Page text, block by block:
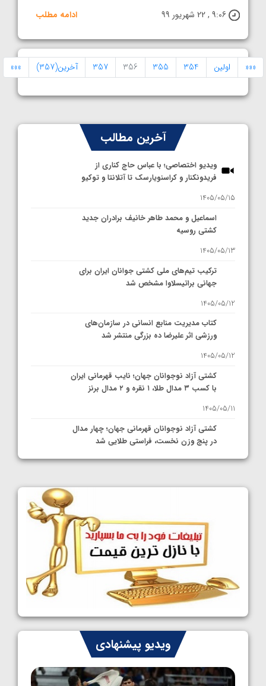
9:06 , 22 شهریور 99
ادامه مطلب
««« اولین 354
355
356
357 آخرین(357) »»»
آخرین مطالب
ویدیو اختصاصی؛ با عباس حاج کناری از
فریدونکنار و کراسنویارسک تا آتلانتا و توکیو
1405/05/15
اسماعیل و محمد طاهر خانیف برادران جدید
کشتی روسیه
1405/05/13
ترکیب تیم‌های ملی کشتی جوانان ایران برای
جهانی براتیسلاوا مشخص شد
1405/05/12
کتاب مدیریت منابع انسانی در سازمان‌های
ورزشی اثر علیرضا ده بزرگی منتشر شد
1405/05/12
کشتی آزاد نوجوانان جهان؛ نایب قهرمانی ایران
با کسب ۳ مدال طلا، ۱ نقره و ۲ مدال برنز
1405/05/11
کشتی آزاد نوجوانان قهرمانی جهان؛ چهار مدال
در پنج وزن نخست، فراستی طلایی شد
1405/05/11
کشتی آزاد نوجوانان جهان؛ رقبای نمایندگان
ایران مشخص شدند
1405/05/08
کشتی فرنگی نوجوانان جهان؛ سکوی تیمی
سوم برای ایران
1405/05/07
ایران چشم به راه چهار مدال در پنج وزن دوم
کشتی فرنگی نوجوانان جهان
1405/05/06
ویدیو پیشنهادی